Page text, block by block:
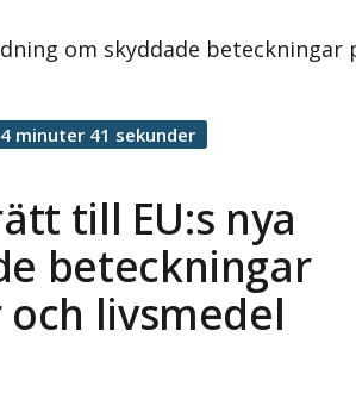
om skyddade
till EU:s nya
beteckningar
livsmedel
minuter 41 sekunder